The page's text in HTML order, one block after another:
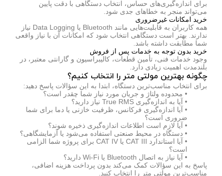
برای اندازه‌گیری‌های حساس، انتخاب دستگاهی با دقت پایین
می‌تواند منجر به خطاهای جدی شود.
خرید امکانات غیرضروری
همه کاربران به قابلیت‌هایی مانند Bluetooth یا Data Logging نیاز
ندارند. بهتر است دستگاهی انتخاب شود که امکانات آن با نیاز واقعی
شما مطابقت داشته باشد.
خرید بدون توجه به خدمات پس از فروش
وجود خدمات فنی، تأمین قطعات، کالیبراسیون و گارانتی معتبر، در
بلندمدت اهمیت زیادی دارد.
چگونه بهترین مولتی متر را انتخاب کنیم؟
برای انتخاب مناسب‌ترین دستگاه، ابتدا به این سؤالات پاسخ دهید:
• محدوده ولتاژ و جریان مورد نیاز شما چقدر است؟
• آیا به اندازه‌گیری True RMS نیاز دارید؟
• آیا اندازه‌گیری فرکانس، ظرفیت خازنی یا دما برای شما
ضروری است؟
• آیا لازم است اطلاعات اندازه‌گیری ذخیره شوند؟
• دستگاه در محیط صنعتی استفاده می‌شود یا آزمایشگاهی؟
• آیا استاندارد CAT III یا CAT IV برای پروژه شما الزامی
است؟
• آیا نیاز به اتصال Bluetooth یا Wi-Fi دارید؟
پاسخ به این سؤالات کمک می‌کند بدون پرداخت هزینه اضافی،
مناسب‌ترین مولتی متر را انتخاب کنید.